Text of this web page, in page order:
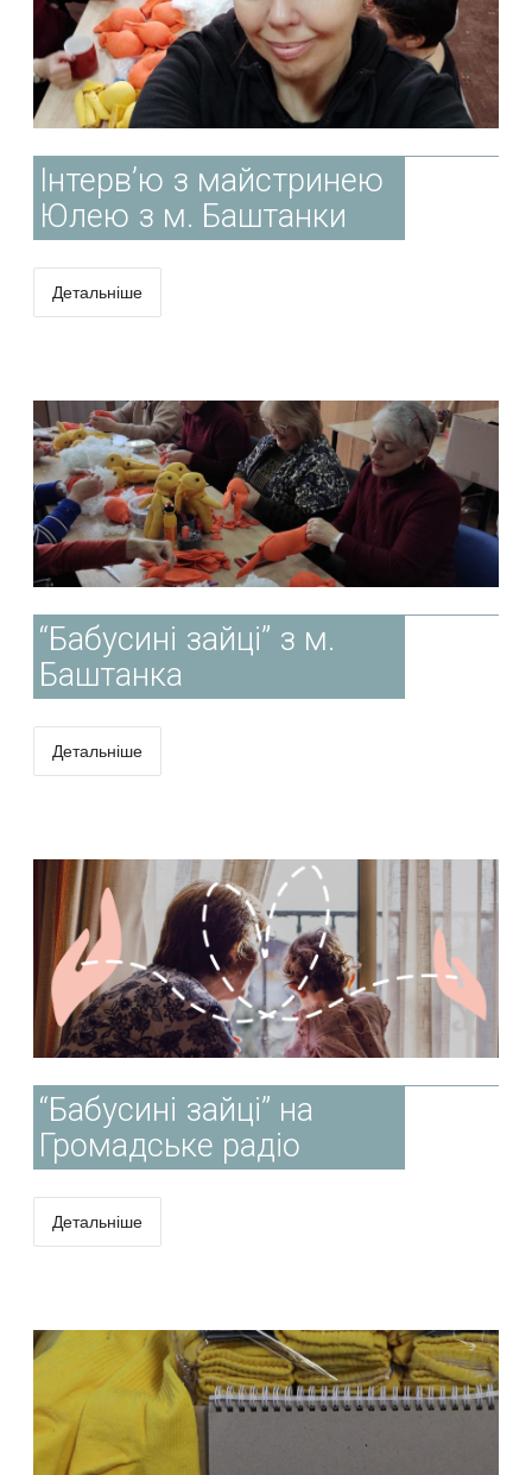
Інтерв’ю з майстринею
Юлею з м. Баштанки
Детальніше
“Бабусині зайці” з м.
Баштанка
Детальніше
“Бабусині зайці” на
Громадське радіо
Детальніше